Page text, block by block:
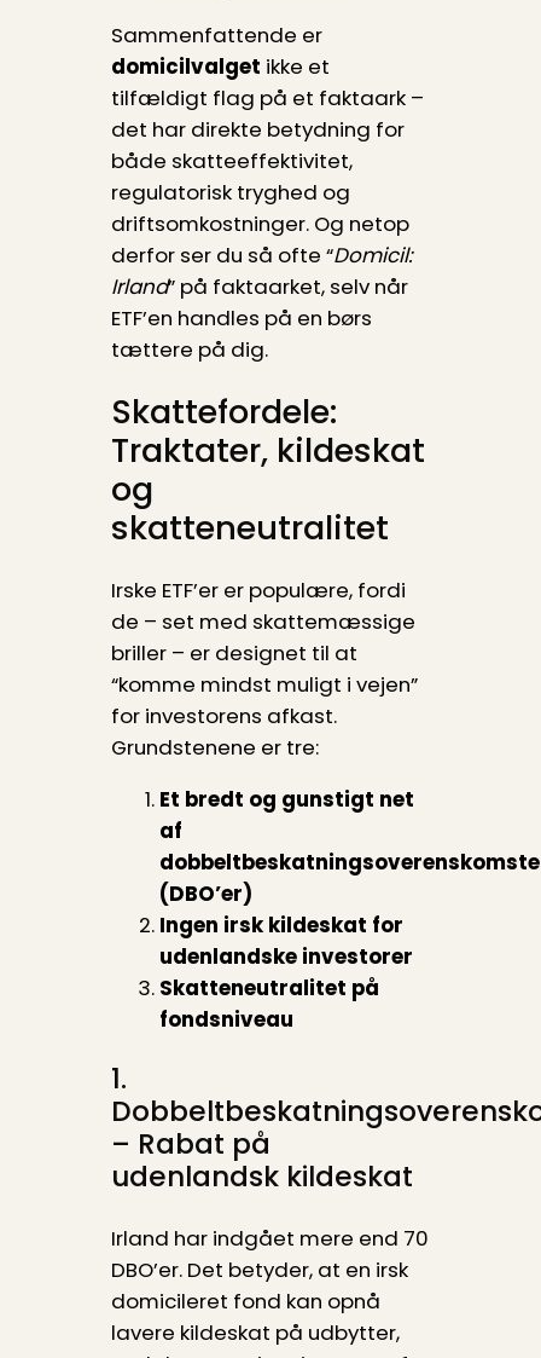
Sammenfattende er
domicilvalget ikke et
tilfældigt flag på et faktaark –
det har direkte betydning for
både skatte­effektivitet,
regulatorisk tryghed og
driftsomkostninger. Og netop
derfor ser du så ofte “Domicil:
Irland” på faktaarket, selv når
ETF’en handles på en børs
tættere på dig.
Skattefordele:
Traktater, kildeskat
og
skatteneutralitet
Irske ETF’er er populære, fordi
de – set med skattemæssige
briller – er designet til at
“komme mindst muligt i vejen”
for investorens afkast.
Grundstenene er tre:
Et bredt og gunstigt net
af
(DBO’er)
Ingen irsk kildeskat for
udenlandske investorer
Skatteneutralitet på
fondsniveau
1.
– Rabat på
udenlandsk kildeskat
Irland har indgået mere end 70
DBO’er. Det betyder, at en irsk
domicileret fond kan opnå
lavere kildeskat på udbytter,